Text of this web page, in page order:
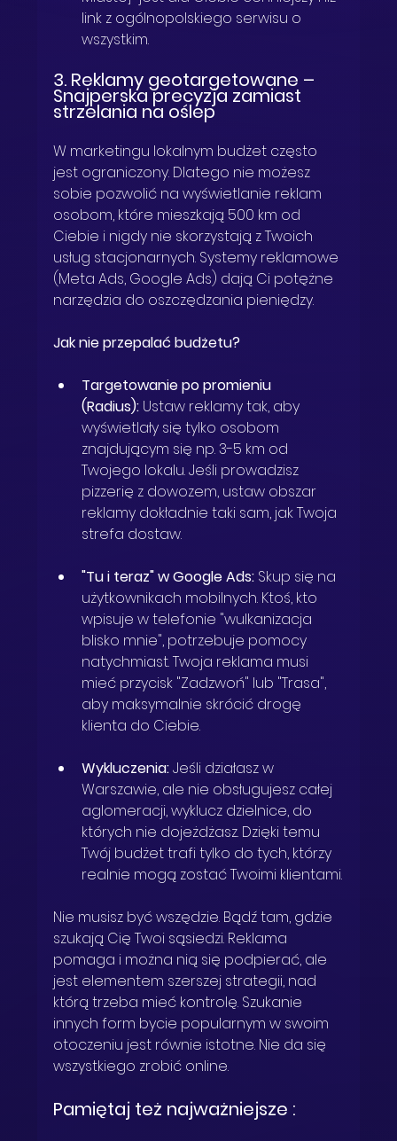
link z ogólnopolskiego serwisu o
wszystkim.
3. Reklamy geotargetowane –
Snajperska precyzja zamiast
strzelania na oślep
W marketingu lokalnym budżet często
jest ograniczony. Dlatego nie możesz
sobie pozwolić na wyświetlanie reklam
osobom, które mieszkają 500 km od
Ciebie i nigdy nie skorzystają z Twoich
usług stacjonarnych. Systemy reklamowe
(Meta Ads, Google Ads) dają Ci potężne
narzędzia do oszczędzania pieniędzy.
Jak nie przepalać budżetu?
Targetowanie po promieniu
(Radius): Ustaw reklamy tak, aby
wyświetlały się tylko osobom
znajdującym się np. 3-5 km od
Twojego lokalu. Jeśli prowadzisz
pizzerię z dowozem, ustaw obszar
reklamy dokładnie taki sam, jak Twoja
strefa dostaw.
"Tu i teraz" w Google Ads: Skup się na
użytkownikach mobilnych. Ktoś, kto
wpisuje w telefonie "wulkanizacja
blisko mnie", potrzebuje pomocy
natychmiast. Twoja reklama musi
mieć przycisk "Zadzwoń" lub "Trasa",
aby maksymalnie skrócić drogę
klienta do Ciebie.
Wykluczenia: Jeśli działasz w
Warszawie, ale nie obsługujesz całej
aglomeracji, wyklucz dzielnice, do
których nie dojeżdżasz. Dzięki temu
Twój budżet trafi tylko do tych, którzy
realnie mogą zostać Twoimi klientami.
Nie musisz być wszędzie. Bądź tam, gdzie
szukają Cię Twoi sąsiedzi. Reklama
pomaga i można nią się podpierać, ale
jest elementem szerszej strategii, nad
którą trzeba mieć kontrolę. Szukanie
innych form bycie popularnym w swoim
otoczeniu jest równie istotne. Nie da się
wszystkiego zrobić online.
Pamiętaj też najważniejsze :